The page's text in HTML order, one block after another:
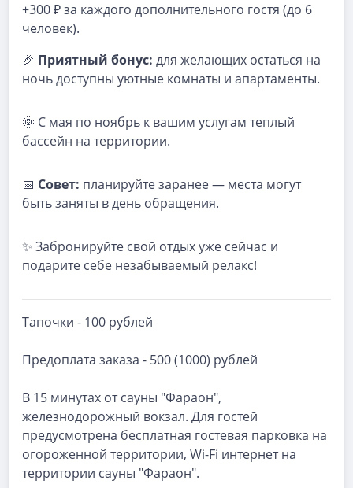
+300 ₽ за каждого дополнительного гостя (до 6
человек).
🎉 Приятный бонус: для желающих остаться на
ночь доступны уютные комнаты и апартаменты.
🌞 С мая по ноябрь к вашим услугам теплый
бассейн на территории.
📅 Совет: планируйте заранее — места могут
быть заняты в день обращения.
✨ Забронируйте свой отдых уже сейчас и
подарите себе незабываемый релакс!
Тапочки - 100 рублей
Предоплата заказа - 500 (1000) рублей
В 15 минутах от сауны "Фараон",
железнодорожный вокзал. Для гостей
предусмотрена бесплатная гостевая парковка на
огороженной территории, Wi-Fi интернет на
территории сауны "Фараон".